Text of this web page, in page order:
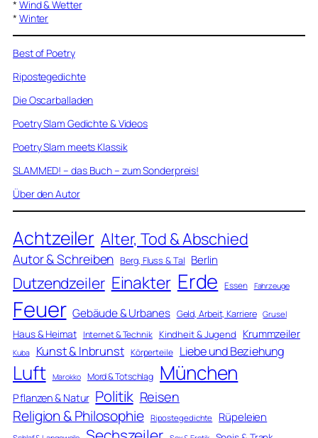
* Wind & Wetter
* Winter
Best of Poetry
Ripostegedichte
Die Oscarballaden
Poetry Slam Gedichte & Videos
Poetry Slam meets Klassik
SLAMMED! – das Buch – zum Sonderpreis!
Über den Autor
Achtzeiler Alter, Tod & Abschied
Autor & Schreiben Berg, Fluss & Tal Berlin
Dutzendzeiler Einakter Erde Essen Fahrzeuge
Feuer Gebäude & Urbanes Geld, Arbeit, Karriere Grusel
Haus & Heimat Internet & Technik Kindheit & Jugend Krummzeiler
Kuba Kunst & Inbrunst Körperteile Liebe und Beziehung
Luft Marokko Mord & Totschlag München
Pflanzen & Natur Politik Reisen
Religion & Philosophie Ripostegedichte Rüpeleien